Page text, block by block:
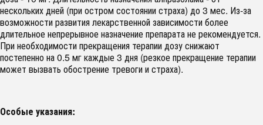
нескольких дней (при остром состоянии страха) до 3 мес. Из-за
возможности развития лекарственной зависимости более
длительное непрерывное назначение препарата не рекомендуется.
При необходимости прекращения терапии дозу снижают
постепенно на 0.5 мг каждые 3 дня (резкое прекращение терапии
может вызвать обострение тревоги и страха).
Особые указания: